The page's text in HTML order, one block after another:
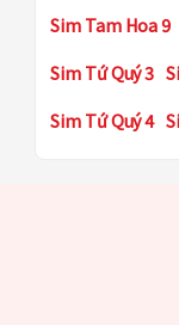
Sim Tam Hoa 9
Sim Tứ Quý 3
Sim Tứ Quý 4